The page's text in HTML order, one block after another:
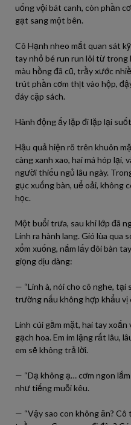
uống vội bát canh, còn phần
gạt sang một bên.
Cô Hạnh nheo mắt quan sát
tay nhỏ bé run run lôi từ trong
màu hồng đã cũ, trầy xước
trút phần cơm thịt vào hộp,
đáy cặp sách.
Hành động ấy lặp đi lặp lại
Hậu quả hiện rõ trên khuôn
càng xanh xao, hai má hóp
người thiếu ngủ lâu ngày.
gục xuống bàn, uể oải, không
học.
Một buổi trưa, sau khi lớp đã
Linh ra hành lang. Gió lùa qua
xổm xuống, nắm lấy đôi bàn
giọng dịu dàng:
— “Linh à, nói cho cô nghe, tại
trường nấu không hợp khẩu vị
Linh cúi gằm mặt, hai tay xoắn
gạch hoa. Em im lặng rất lâu,
em sẽ không trả lời.
— “Dạ không ạ… cơm ngon
như tiếng muỗi kêu.
— “Vậy sao con không ăn?